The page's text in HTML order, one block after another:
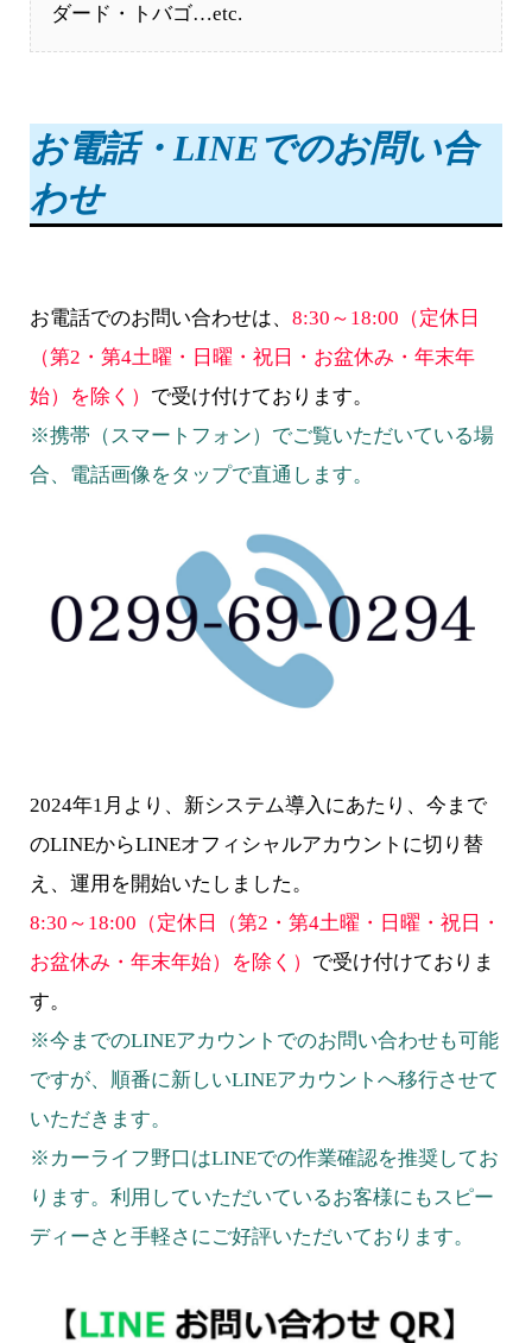
ダード・トバゴ…etc.
お電話・LINEでのお問い合
わせ
お電話でのお問い合わせは、 8:30～18:00（定休日
（第2・第4土曜・日曜・祝日・お盆休み・年末年
始）を除く） で受け付けております。
※携帯（スマートフォン）でご覧いただいている場
合、電話画像をタップで直通します。
2024年1月より、新システム導入にあたり、今まで
のLINEからLINEオフィシャルアカウントに切り替
え、運用を開始いたしました。
8:30～18:00（定休日（第2・第4土曜・日曜・祝日・
お盆休み・年末年始）を除く） で受け付けておりま
す。
※今までのLINEアカウントでのお問い合わせも可能
ですが、順番に新しいLINEアカウントへ移行させて
いただきます。
※カーライフ野口はLINEでの作業確認を推奨してお
ります。利用していただいているお客様にもスピー
ディーさと手軽さにご好評いただいております。